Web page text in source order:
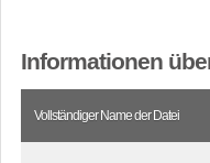
Informationen
Vollständiger Name der Datei